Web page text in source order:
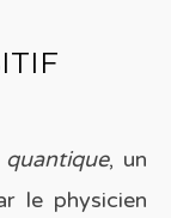
, un
le physicien